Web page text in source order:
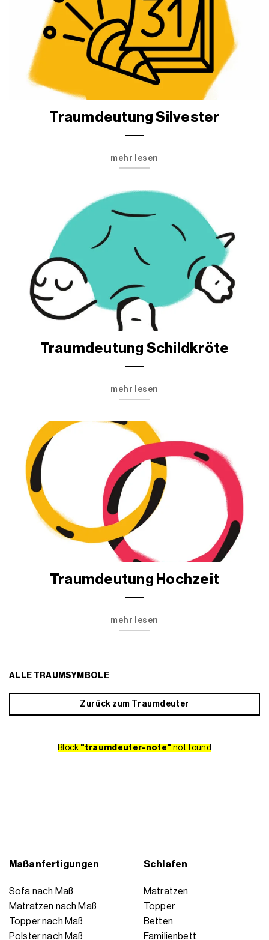
Traumdeutung Silvester
mehr lesen
Traumdeutung Schildkröte
mehr lesen
Traumdeutung Hochzeit
mehr lesen
ALLE TRAUMSYMBOLE
Zurück zum Traumdeuter
Block "traumdeuter-note" not found
Maßanfertigungen
Sofa nach Maß
Matratzen nach Maß
Topper nach Maß
Polster nach Maß
Schlafen
Matratzen
Topper
Betten
Familienbett